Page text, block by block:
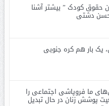
حقوق کودک ” بیشتر آشنا
حسن دشتی
بار هم کره جنوبی
ما فروپاشی اجتماعی را
پوشش زنان در حال تبدیل